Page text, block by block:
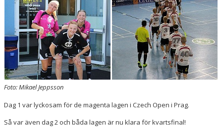
HALL OF FAME
Foto: Mikael Jeppsson
Dag 1 var lyckosam för de magenta lagen i Czech Open i Prag.
Så var även dag 2 och båda lagen är nu klara för kvartsfinal!